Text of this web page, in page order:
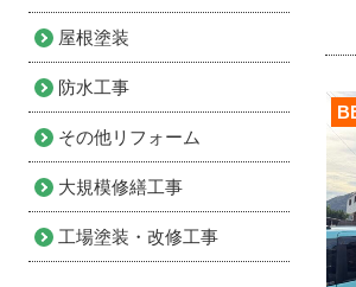
屋根塗装
防水工事
その他リフォーム
大規模修繕工事
工場塗装・改修工事